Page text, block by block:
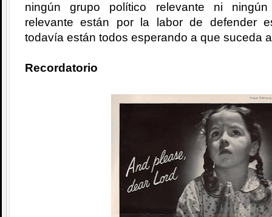
ningún grupo político relevante ni
relevante están por la labor de defender
todavía están todos esperando a que suceda
Recordatorio